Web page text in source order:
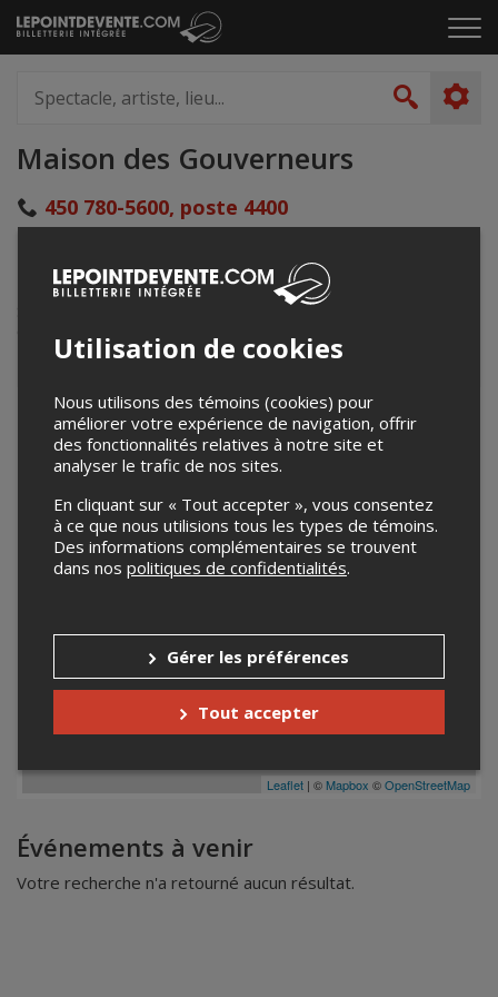
Passer
au
le
artiste,
lieu...
Maison des Gouverneurs
450 780-5600, poste 4400
90, chemin des Patriotes
+
−
Leaflet | © Mapbox ©OpenStreetMap
Événements à venir
Votre recherche n'a retourné aucun résultat.
Utilisation de cookies
Nous utilisons des témoins (cookies) pour
améliorer votre expérience de navigation, offrir
des fonctionnalités relatives à notre site et
analyser le trafic de nos sites.
En cliquant sur « Tout accepter », vous consentez
à ce que nous utilisions tous les types de témoins.
Des informations complémentaires se trouvent
dans nos politiques de confidentialités.
Gérer les préférences
Tout accepter